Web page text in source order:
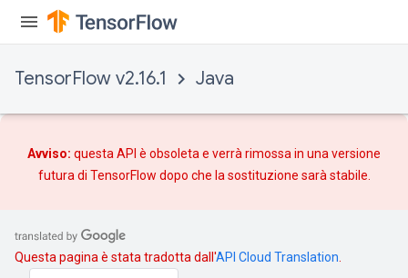
TensorFlow v2.16.1 Java
Avviso: questa API è obsoleta e verrà rimossa in una versione
futura di TensorFlow dopo che la sostituzione sarà stabile.
Questa pagina è stata tradotta dall'API Cloud Translation